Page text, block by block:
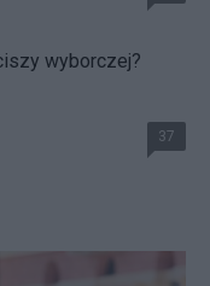
wyborczej?
37